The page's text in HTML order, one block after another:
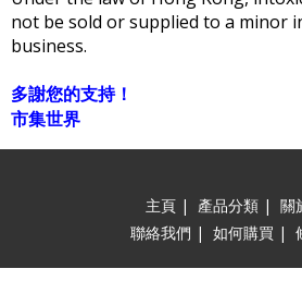
not be sold or supplied to a minor
business.
多謝您的支持！
市集世界
主頁 | 產品分類 | 關
聯絡我們 | 如何購買 |